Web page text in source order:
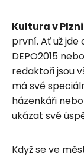
Kultura v
první. Ať už
DEPO2015
redaktoři jsou
má své
házenkáři
ukázat své
Když se ve